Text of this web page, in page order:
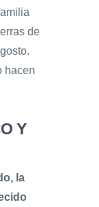
de
hacen
Y
la